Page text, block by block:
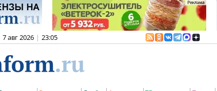
7 авг 2026 | 23:05